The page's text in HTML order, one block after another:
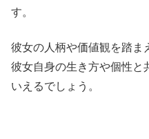
す。
彼女の人柄や価値観を踏ま
彼女自身の生き方や個性と
いえるでしょう。